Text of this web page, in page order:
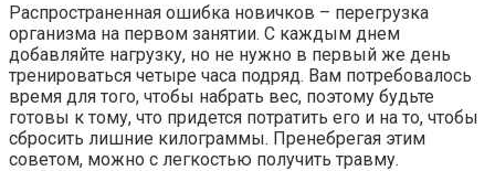
Распространенная ошибка новичков – перегрузка
организма на первом занятии. С каждым днем
добавляйте нагрузку, но не нужно в первый же день
тренироваться четыре часа подряд. Вам потребовалось
время для того, чтобы набрать вес, поэтому будьте
готовы к тому, что придется потратить его и на то, чтобы
сбросить лишние килограммы. Пренебрегая этим
советом, можно с легкостью получить травму.